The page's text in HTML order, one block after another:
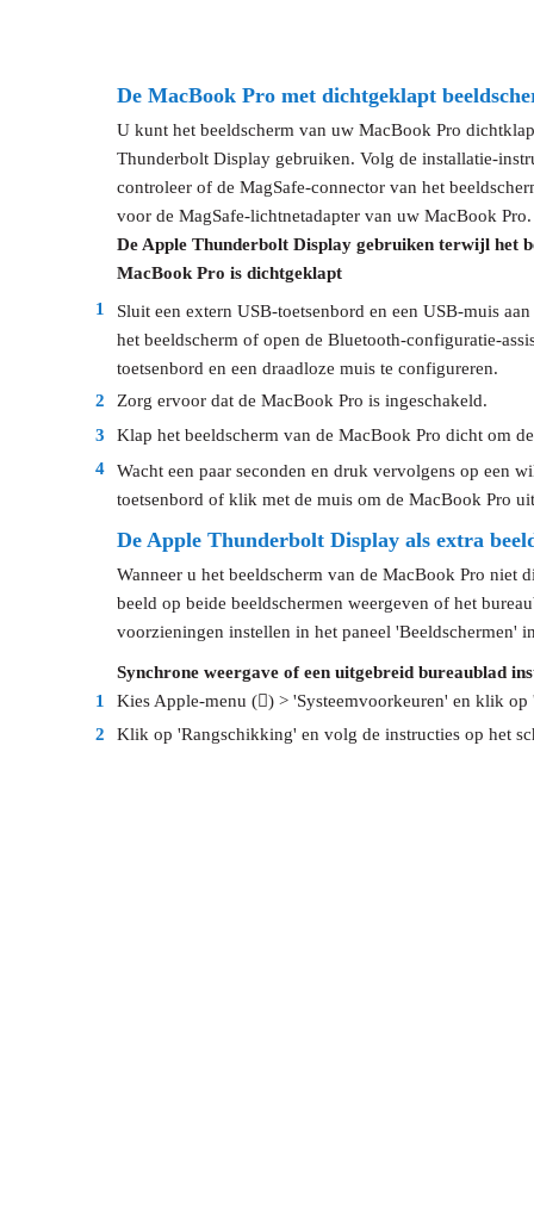
De MacBook Pro met dichtgeklapt
U kunt het beeldscherm van uw MacBook Pro
Thunderbolt Display gebruiken. Volg de installatie-
controleer of de MagSafe-connector van het
voor de MagSafe-lichtnetadapter van uw MacBook Pro.
De Apple Thunderbolt Display gebruiken terwijl het
MacBook Pro is dichtgeklapt
1
Sluit een extern USB-toetsenbord en een USB-muis
het beeldscherm of open de Bluetooth-configuratie-
toetsenbord en een draadloze muis te configureren.
2
Zorg ervoor dat de MacBook Pro is ingeschakeld.
3
Klap het beeldscherm van de MacBook Pro dicht om
4
Wacht een paar seconden en druk vervolgens op een
toetsenbord of klik met de muis om de MacBook Pro
De Apple Thunderbolt Display als extra
Wanneer u het beeldscherm van de MacBook Pro niet
beeld op beide beeldschermen weergeven of het
voorzieningen instellen in het paneel 'Beeldschermen'
Synchrone weergave of een uitgebreid bureaublad
1
Kies Apple-menu () > 'Systeemvoorkeuren' en klik op
2
Klik op 'Rangschikking' en volg de instructies op het